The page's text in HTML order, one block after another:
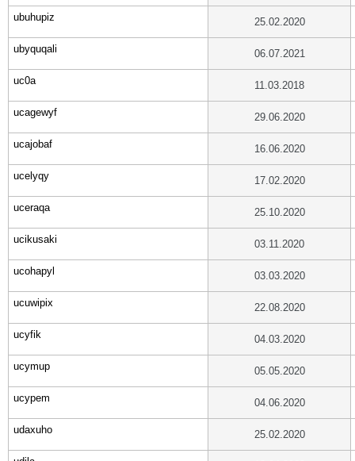
ubuhupiz 25.02.2020
ubyquqali 06.07.2021
uc0a 11.03.2018
ucagewyf 29.06.2020
ucajobaf 16.06.2020
ucelyqy 17.02.2020
uceraqa 25.10.2020
ucikusaki 03.11.2020
ucohapyl 03.03.2020
ucuwipix 22.08.2020
ucyfik 04.03.2020
ucymup 05.05.2020
ucypem 04.06.2020
udaxuho 25.02.2020